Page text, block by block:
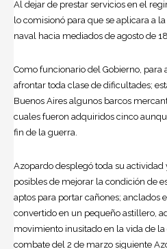
Al dejar de prestar servicios en el
lo comisionó para que se aplicara a
naval hacia mediados de agosto de
Como funcionario del Gobierno,
afrontar toda clase de dificultades;
Buenos Aires algunos barcos
cuales fueron adquiridos cinco
fin de la guerra.
Azopardo desplegó toda su actividad
posibles de mejorar la condición de
aptos para portar cañones; anclados
convertido en un pequeño astillero,
movimiento inusitado en la vida de la
combate del 2 de marzo siguiente